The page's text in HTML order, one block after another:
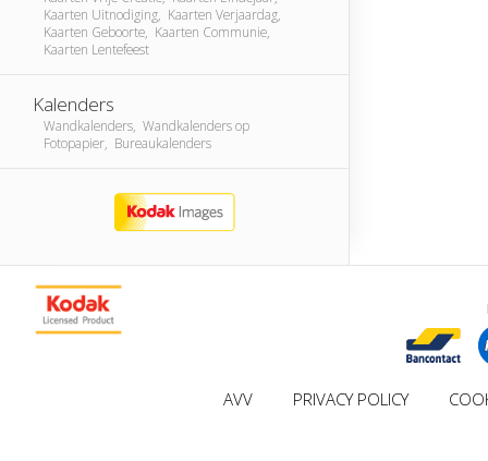
Kaarten Uitnodiging, Kaarten Verjaardag,
Kaarten Geboorte, Kaarten Communie,
Kaarten Lentefeest
Kalenders
Wandkalenders, Wandkalenders op
Fotopapier, Bureaukalenders
AVV PRIVACY POLICY